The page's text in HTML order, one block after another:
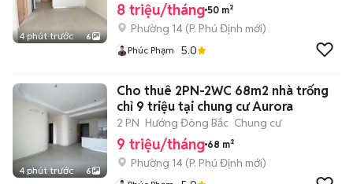
4 phút trước 6
8 triệu/tháng 50 m²
Phường 14 (P. Phú Định mới)
Phúc Phạm 5.0
4 phút trước 6
Cho thuê 2PN-2WC 68m2 nhà trống
chỉ 9 triệu tại chung cư Aurora
2 PN Hướng Đông Bắc Chung cư
9 triệu/tháng 68 m²
Phường 14 (P. Phú Định mới)